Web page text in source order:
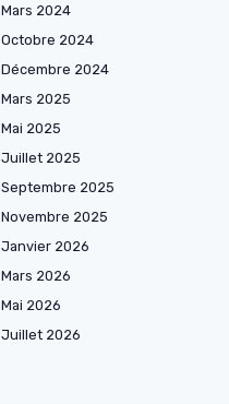
Mars 2024
Octobre 2024
Décembre 2024
Mars 2025
Mai 2025
Juillet 2025
Septembre 2025
Novembre 2025
Janvier 2026
Mars 2026
Mai 2026
Juillet 2026